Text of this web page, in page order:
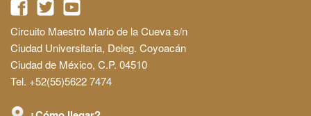
Circuito Maestro Mario de la Cueva s/n
Ciudad Universitaria, Deleg. Coyoacán
Ciudad de México, C.P. 04510
Tel. +52(55)5622 7474